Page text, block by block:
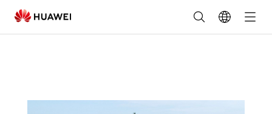
Romania
Povești